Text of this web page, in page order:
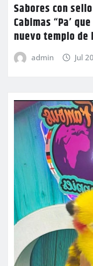
Sabores con
Cabimas “Pa’
nuevo templo
admin Jul